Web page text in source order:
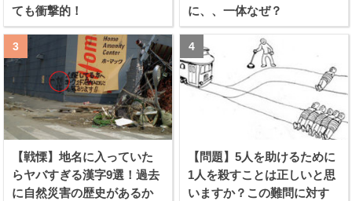
ても衝撃的！
に、、一体なぜ？
【戦慄】地名に入っていた
らヤバすぎる漢字9選！過去
に自然災害の歴史があるか
【問題】5人を助けるために
1人を殺すことは正しいと思
いますか？この難問に対す